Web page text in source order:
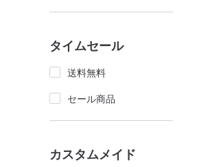
タイムセール
送料無料
セール商品
カスタムメイド